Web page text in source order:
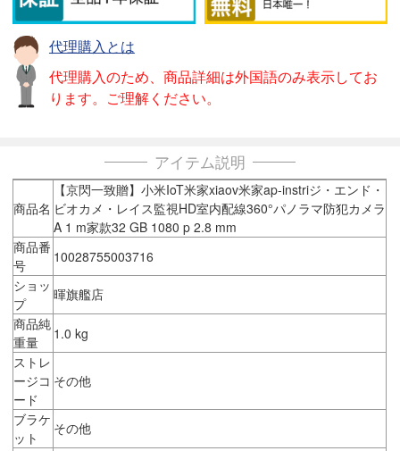
代理購入とは
代理購入のため、商品詳細は外国語のみ表示してお
ります。ご理解ください。
アイテム説明
商品名
【京閃一致贈】小米IoT米家xiaov米家ap-instriジ・エンド・
ビオカメ・レイス監視HD室内配線360°パノラマ防犯カメラ
A 1 m家款32 GB 1080 p 2.8 mm
商品番
号
10028755003716
ショッ
プ
暉旗艦店
商品純
重量
1.0 kg
ストレ
ージコ
ード
その他
ブラケ
ット
その他